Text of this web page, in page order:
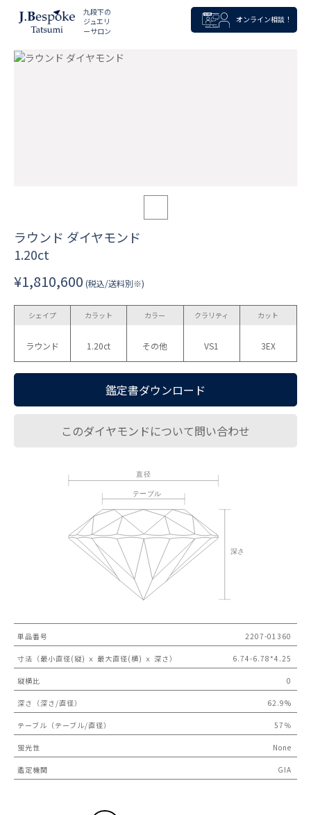
九段下の
ジュエリ
ーサロン
オンライン相談！
ラウンド ダイヤモンド
1.20ct
¥1,810,600 (税込/送料別※)
シェイプ
ラウンド
カラット
1.20ct
カラー
その他
クラリティ
VS1
カット
3EX
鑑定書ダウンロード
このダイヤモンドについて問い合わせ
単品番号 2207-01360
寸法（最小直径(縦) ｘ 最大直径(横) ｘ 深さ） 6.74-6.78*4.25
縦横比 0
深さ（深さ/直径） 62.9%
テーブル（テーブル/直径） 57％
蛍光性 None
鑑定機関 GIA